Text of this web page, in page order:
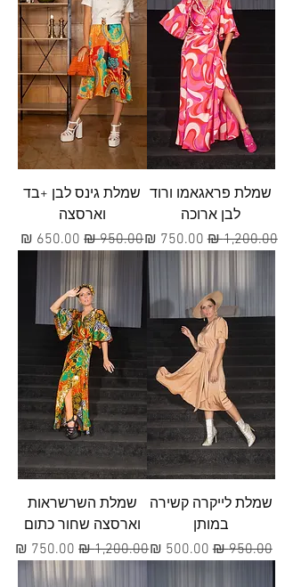
שמלת פראגאמו ורוד
לבן ארוכה
מחיר רגיל‏1,200.00 ‏₪ מחיר מבצע
שמלת גינס לבן +בד
וארסצה
מחיר רגיל‏950.00 ‏₪ מחיר מבצע
שמלת לייקרה קשירה
במותן
מחיר רגיל‏950.00 ‏₪ מחיר מבצע
שמלת השרשראות
וארסצה שחור כתום
מחיר רגיל‏1,200.00 ‏₪ מחיר מבצע